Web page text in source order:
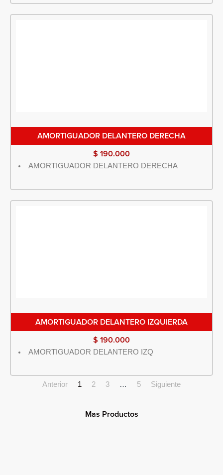
AMORTIGUADOR DELANTERO DERECHA
$ 190.000
AMORTIGUADOR DELANTERO DERECHA
AMORTIGUADOR DELANTERO IZQUIERDA
$ 190.000
AMORTIGUADOR DELANTERO IZQ
Anterior 1 2 3 … 5 Siguiente
Mas Productos